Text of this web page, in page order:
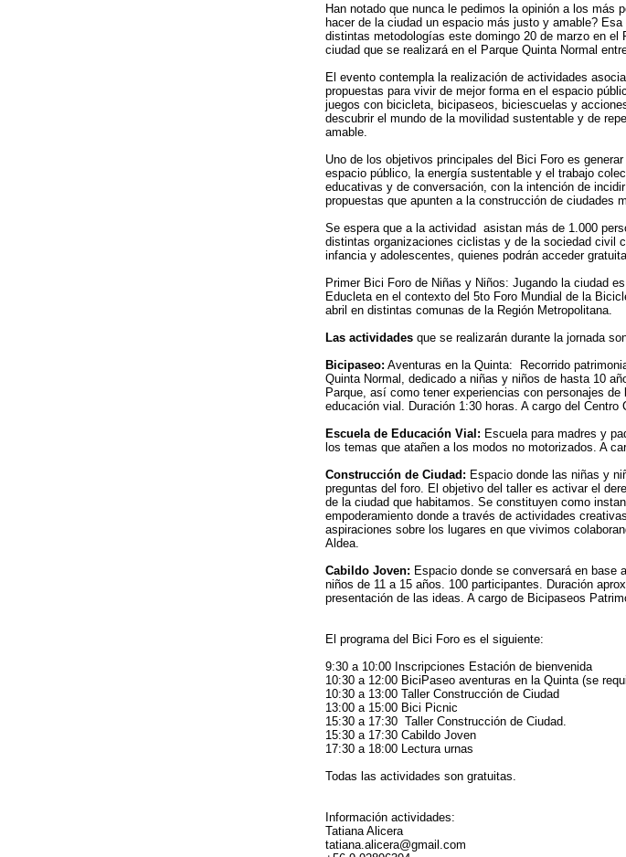
Han notado que nunca le pedimos la opinión a los más
hacer de la ciudad un espacio más justo y amable?
distintas metodologías este domingo 20 de marzo en
ciudad que se realizará en el Parque Quinta Normal
El evento contempla la realización de actividades
propuestas para vivir de mejor forma en el espacio
juegos con bicicleta, bicipaseos, biciescuelas y
descubrir el mundo de la movilidad sustentable y de
amable.
Uno de los objetivos principales del Bici Foro es
espacio público, la energía sustentable y el trabajo
educativas y de conversación, con la intención de
propuestas que apunten a la construcción de ciudades
Se espera que a la actividad asistan más de 1.000
distintas organizaciones ciclistas y de la sociedad civil
infancia y adolescentes, quienes podrán acceder
Primer Bici Foro de Niñas y Niños: Jugando la ciudad
Educleta en el contexto del 5to Foro Mundial de la
abril en distintas comunas de la Región Metropolitana.
Las actividades que se realizarán durante la jornada
Bicipaseo: Aventuras en la Quinta: Recorrido
Quinta Normal, dedicado a niñas y niños de hasta 10
Parque, así como tener experiencias con personajes
educación vial. Duración 1:30 horas. A cargo del
Escuela de Educación Vial: Escuela para madres y
los temas que atañen a los modos no motorizados. A
Construcción de Ciudad: Espacio donde las niñas y
preguntas del foro. El objetivo del taller es activar el
de la ciudad que habitamos. Se constituyen como
empoderamiento donde a través de actividades
aspiraciones sobre los lugares en que vivimos
Aldea.
Cabildo Joven: Espacio donde se conversará en base
niños de 11 a 15 años. 100 participantes. Duración
presentación de las ideas. A cargo de Bicipaseos
El programa del Bici Foro es el siguiente:
9:30 a 10:00 Inscripciones Estación de bienvenida
10:30 a 12:00 BiciPaseo aventuras en la Quinta (se
10:30 a 13:00 Taller Construcción de Ciudad
13:00 a 15:00 Bici Picnic
15:30 a 17:30 Taller Construcción de Ciudad.
15:30 a 17:30 Cabildo Joven
17:30 a 18:00 Lectura urnas
Todas las actividades son gratuitas.
Información actividades:
Tatiana Alicera
tatiana.alicera@gmail.com